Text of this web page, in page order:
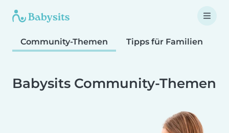
Community-Themen Tipps für Familien
Babysits Community-Themen